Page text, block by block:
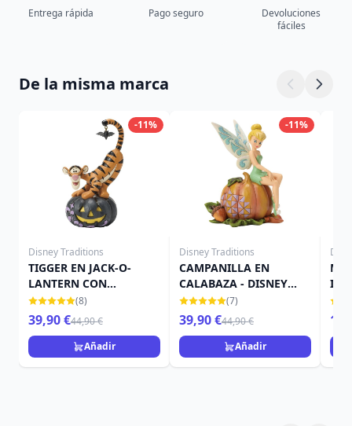
Entrega rápida Pago seguro
Devoluciones
fáciles
De la misma marca
-11%
Disney Traditions
TIGGER EN JACK-O-
LANTERN CON
MURCIÉLAGO - DISNEY
TRADITIONS
(8)
39,90 €44,90 €
Añadir
-11%
Disney Traditions
CAMPANILLA EN
CALABAZA - DISNEY
TRADITIONS
(7)
39,90 €44,90 €
Añadir
IN